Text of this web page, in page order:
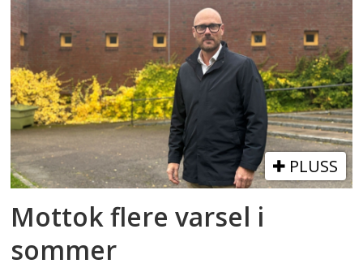
PLUSS
Mottok flere varsel i
sommer